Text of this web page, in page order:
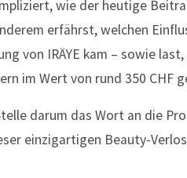
wie der heutige
erfährst, welchen
von IRÄYE kam – sowie
im Wert von rund 350 CHF
darum das Wort an die
einzigartigen Beauty-